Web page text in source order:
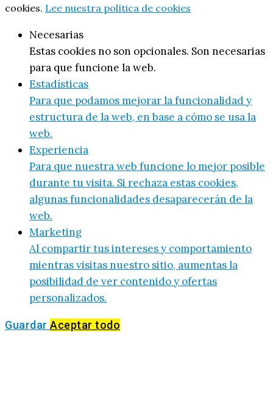
cookies. Lee nuestra política de cookies
Necesarias
Estas cookies no son opcionales. Son necesarias
para que funcione la web.
Estadísticas
Para que podamos mejorar la funcionalidad y
estructura de la web, en base a cómo se usa la
web.
Experiencia
Para que nuestra web funcione lo mejor posible
durante tu visita. Si rechaza estas cookies,
algunas funcionalidades desaparecerán de la
web.
Marketing
Al compartir tus intereses y comportamiento
mientras visitas nuestro sitio, aumentas la
posibilidad de ver contenido y ofertas
personalizados.
Guardar Aceptar todo